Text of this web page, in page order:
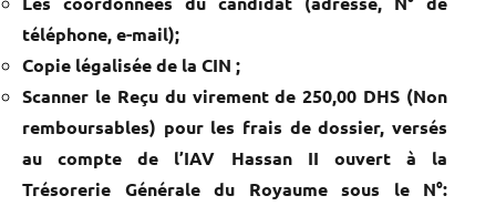
téléphone, e-mail);
Copie légalisée de la CIN ;
Scanner le Reçu du virement de 250,00 DHS (Non
remboursables) pour les frais de dossier, versés
au compte de l’IAV Hassan II ouvert à la
Trésorerie Générale du Royaume sous le N°: